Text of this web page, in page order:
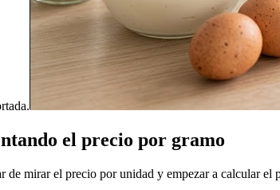
el precio por gramo
mirar el precio por unidad y empezar a calcular el